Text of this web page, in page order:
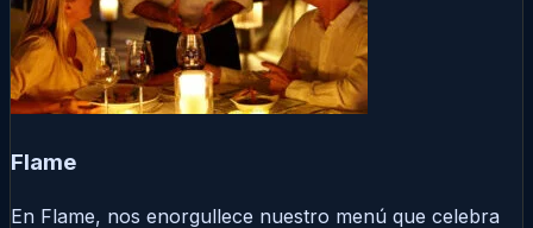
Flame
En Flame, nos enorgullece nuestro menú que celebra